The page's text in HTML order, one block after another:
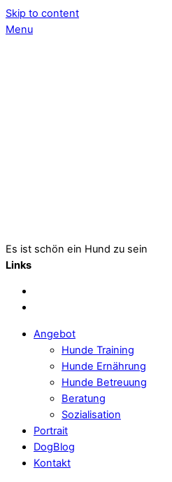
Skip to content
Menu
Es ist schön ein Hund zu sein
Links
Angebot
Hunde Training
Hunde Ernährung
Hunde Betreuung
Beratung
Sozialisation
Portrait
DogBlog
Kontakt